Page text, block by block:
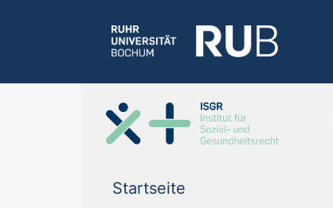
Startseite